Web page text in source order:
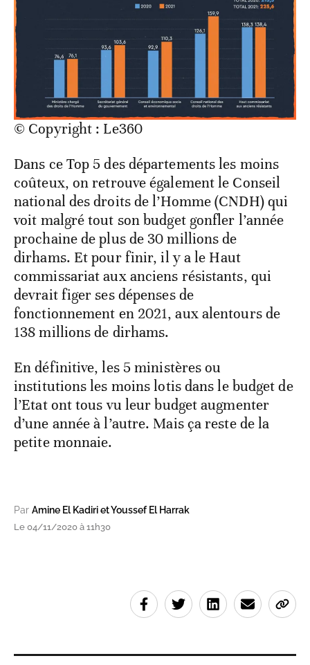
© Copyright : Le360
Dans ce Top 5 des départements les moins
coûteux, on retrouve également le Conseil
national des droits de l’Homme (CNDH) qui
voit malgré tout son budget gonfler l’année
prochaine de plus de 30 millions de
dirhams. Et pour finir, il y a le Haut
commissariat aux anciens résistants, qui
devrait figer ses dépenses de
fonctionnement en 2021, aux alentours de
138 millions de dirhams.
En définitive, les 5 ministères ou
institutions les moins lotis dans le budget de
l’Etat ont tous vu leur budget augmenter
d’une année à l’autre. Mais ça reste de la
petite monnaie.
Par Amine El Kadiri et Youssef El Harrak
Le 04/11/2020 à 11h30